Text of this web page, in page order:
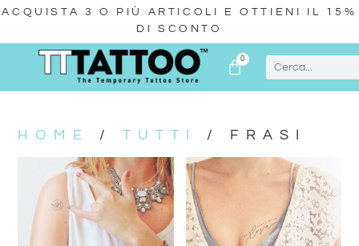
ACQUISTA 3 O PIÙ ARTICOLI E OTTIENI IL 15%
DI SCONTO
0
HOME /TUTTI / FRASI